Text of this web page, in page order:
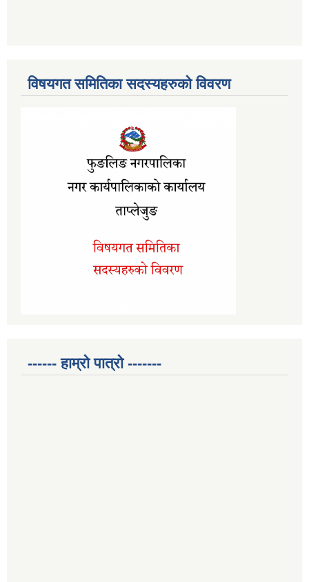
विषयगत समितिका सदस्यहरुको विवरण
------ हाम्रो पात्रो -------